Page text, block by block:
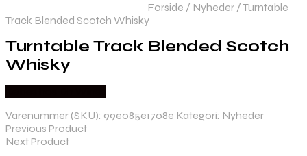
Forside / Nyheder /Turntable
Track Blended Scotch Whisky
Turntable Track Blended Scotch
Whisky
Varenummer (SKU): 99e085e1708e Kategori: Nyheder
Previous Product
Next Product